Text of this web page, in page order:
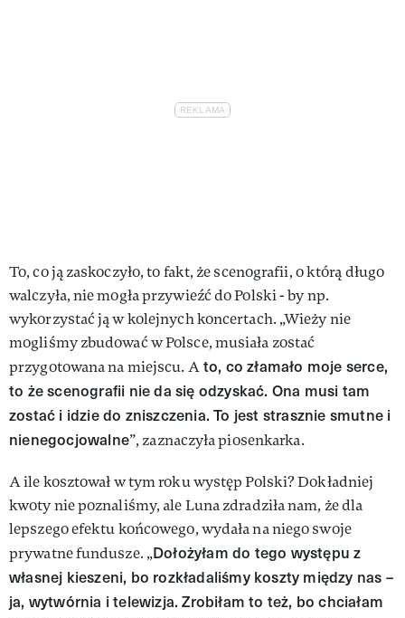
To, co ją zaskoczyło, to fakt, że scenografii, o którą długo
walczyła, nie mogła przywieźć do Polski - by np.
wykorzystać ją w kolejnych koncertach. „Wieży nie
mogliśmy zbudować w Polsce, musiała zostać
przygotowana na miejscu. Ato, co złamało moje serce,
to że scenografii nie da się odzyskać. Ona musi tam
zostać i idzie do zniszczenia. To jest strasznie smutne i
nienegocjowalne”, zaznaczyła piosenkarka.
A ile kosztował w tym roku występ Polski? Dokładniej
kwoty nie poznaliśmy, ale Luna zdradziła nam, że dla
lepszego efektu końcowego, wydała na niego swoje
prywatne fundusze. „Dołożyłam do tego występu z
własnej kieszeni, bo rozkładaliśmy koszty między nas –
ja, wytwórnia i telewizja. Zrobiłam to też, bo chciałam